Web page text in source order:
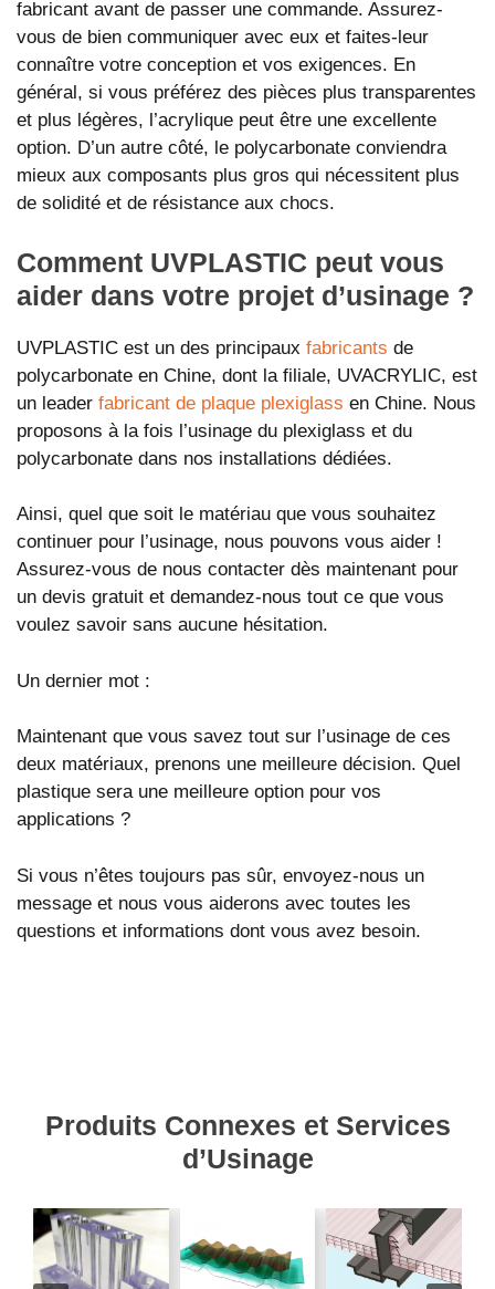
fabricant avant de passer une commande. Assurez-
vous de bien communiquer avec eux et faites-leur
connaître votre conception et vos exigences. En
général, si vous préférez des pièces plus transparentes
et plus légères, l’acrylique peut être une excellente
option. D’un autre côté, le polycarbonate conviendra
mieux aux composants plus gros qui nécessitent plus
de solidité et de résistance aux chocs.
Comment UVPLASTIC peut vous
aider dans votre projet d’usinage ?
UVPLASTIC est un des principaux fabricants de
polycarbonate en Chine, dont la filiale, UVACRYLIC, est
un leader fabricant de plaque plexiglass en Chine. Nous
proposons à la fois l’usinage du plexiglass et du
polycarbonate dans nos installations dédiées.
Ainsi, quel que soit le matériau que vous souhaitez
continuer pour l’usinage, nous pouvons vous aider !
Assurez-vous de nous contacter dès maintenant pour
un devis gratuit et demandez-nous tout ce que vous
voulez savoir sans aucune hésitation.
Un dernier mot :
Maintenant que vous savez tout sur l’usinage de ces
deux matériaux, prenons une meilleure décision. Quel
plastique sera une meilleure option pour vos
applications ?
Si vous n’êtes toujours pas sûr, envoyez-nous un
message et nous vous aiderons avec toutes les
questions et informations dont vous avez besoin.
Produits Connexes et Services
d’Usinage